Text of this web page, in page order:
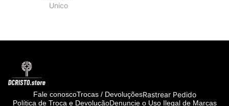
Unico
Fale conoscoTrocas / DevoluçõesRastrear Pedido
Política de Troca e DevoluçãoDenuncie o Uso Ilegal de Marcas